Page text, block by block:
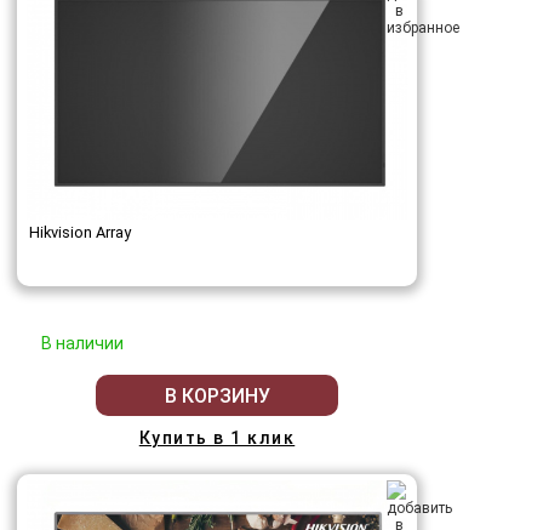
Hikvision Array
В наличии
В КОРЗИНУ
Купить в 1 клик